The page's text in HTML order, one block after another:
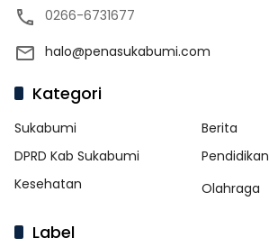
0266-6731677
halo@penasukabumi.com
Kategori
Sukabumi
Berita
DPRD Kab Sukabumi
Pendidikan
Kesehatan
Olahraga
Label